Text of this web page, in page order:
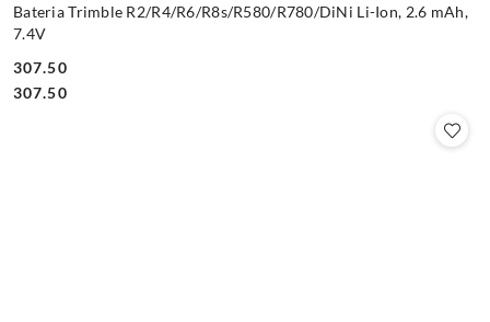
Bateria Trimble R2/R4/R6/R8s/R580/R780/DiNi Li-Ion, 2.6 mAh,
7.4V
Cena:
307.50
Cena:
307.50